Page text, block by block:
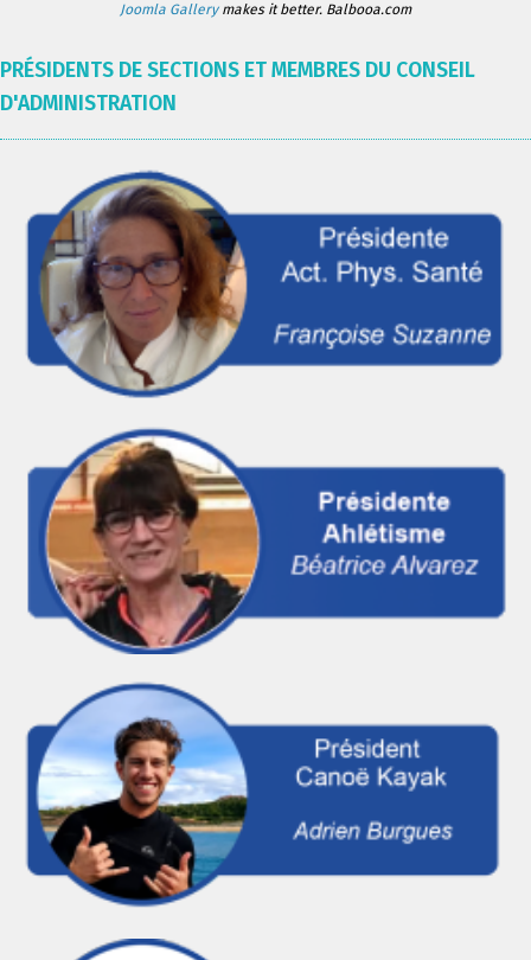
Joomla Gallerymakes it better. Balbooa.com
PRÉSIDENTS DE SECTIONS ET MEMBRES DU CONSEIL
D'ADMINISTRATION